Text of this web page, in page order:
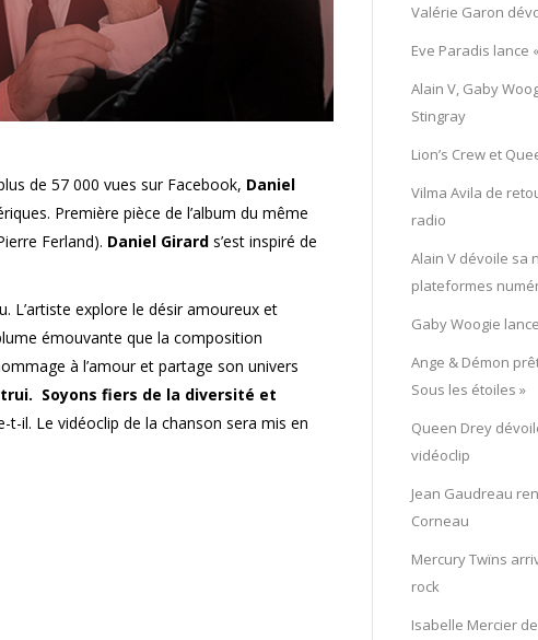
de 57 000 vues sur Facebook, Daniel
Première pièce de l’album du même
Ferland). Daniel Girard s’est inspiré de
L’artiste explore le désir amoureux et
émouvante que la composition
à l’amour et partage son univers
Soyons fiers de la diversité et
t-il. Le vidéoclip de la chanson sera mis en
Valérie Garon
Eve Paradis lance
Alain V, Gaby
Stingray
Lion’s Crew et
Vilma Avila de
radio
Alain V dévoile sa
plateformes
Gaby Woogie
Ange & Démon
Sous les étoiles »
Queen Drey
vidéoclip
Jean Gaudreau
Corneau
Mercury Twïns
rock
Isabelle Mercier